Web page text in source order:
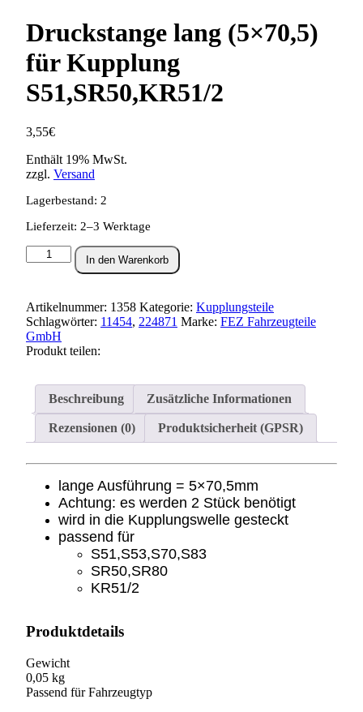
Druckstange lang (5×70,5)
für Kupplung
S51,SR50,KR51/2
3,55€
Enthält 19% MwSt.
zzgl. Versand
Lagerbestand: 2
Lieferzeit: 2–3 Werktage
Druckstange
lang
Kupplung
S51,SR50,KR51/2
Menge
In den Warenkorb
Artikelnummer: 1358 Kategorie: Kupplungsteile
Schlagwörter: 11454, 224871 Marke: FEZ Fahrzeugteile
GmbH
Produkt teilen:
Beschreibung Zusätzliche Informationen
Rezensionen (0) Produktsicherheit (GPSR)
lange Ausführung = 5×70,5mm
Achtung: es werden 2 Stück benötigt
wird in die Kupplungswelle gesteckt
passend für
S51,S53,S70,S83
SR50,SR80
KR51/2
Produktdetails
Gewicht
0,05 kg
Passend für Fahrzeugtyp